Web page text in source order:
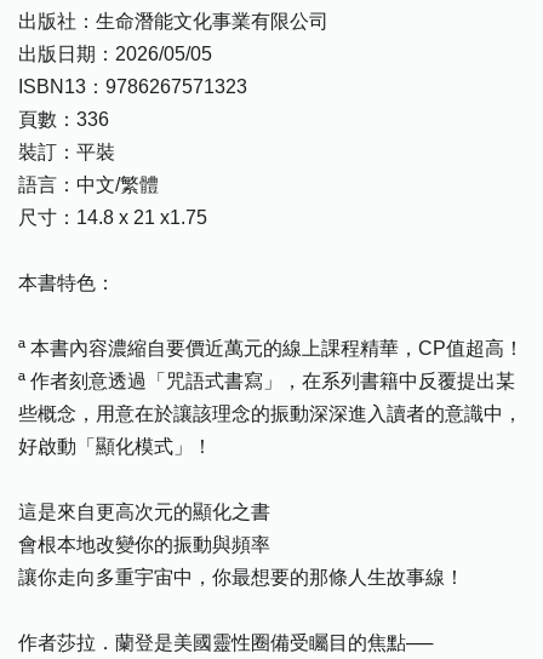
出版社：生命潛能文化事業有限公司
出版日期：2026/05/05
ISBN13：9786267571323
頁數：336
裝訂：平裝
語言：中文/繁體
尺寸：14.8 x 21 x1.75
本書特色：
ª 本書內容濃縮自要價近萬元的線上課程精華，CP值超高！
ª 作者刻意透過「咒語式書寫」，在系列書籍中反覆提出某
些概念，用意在於讓該理念的振動深深進入讀者的意識中，
好啟動「顯化模式」！
這是來自更高次元的顯化之書
會根本地改變你的振動與頻率
讓你走向多重宇宙中，你最想要的那條人生故事線！
作者莎拉．蘭登是美國靈性圈備受矚目的焦點──